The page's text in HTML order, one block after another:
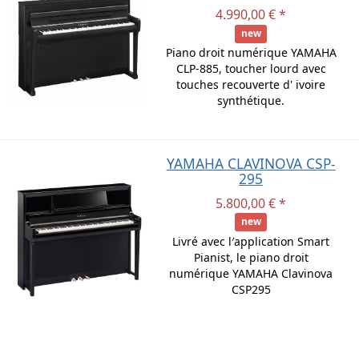
4.990,00 € *
new
Piano droit numérique YAMAHA
CLP-885, toucher lourd avec
touches recouverte d' ivoire
synthétique.
YAMAHA CLAVINOVA CSP-
295
5.800,00 € *
new
Livré avec l′application Smart
Pianist, le piano droit
numérique YAMAHA Clavinova
CSP295